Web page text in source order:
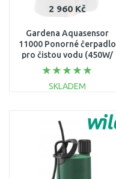
2 960 Kč
Gardena Aquasensor
11000 Ponorné čerpadlo
pro čistou vodu (450W/
11 000l/h) 9034-20
SKLADEM
Porovnat